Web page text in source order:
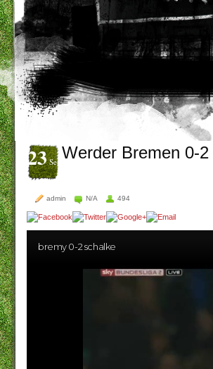
23Set Werder Bremen 0-
admin N/A 494